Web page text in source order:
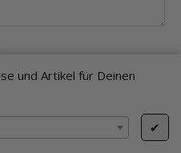
und Artikel für Deinen
✔